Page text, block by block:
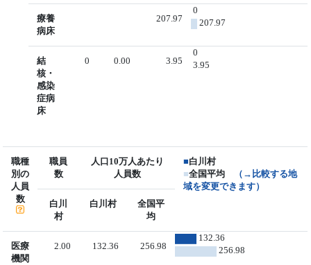
療養
病床
207.97
0
207.97
結
核・
感染
症病
床
0 0.00 3.95
0
3.95
職種
別の
人員
数
職員
数
人口10万人あたり
人員数
■白川村
■全国平均
（→比較する地
域を変更できます）
白川
村
白川村
全国平
均
医療
機関
2.00 132.36 256.98
132.36
256.98